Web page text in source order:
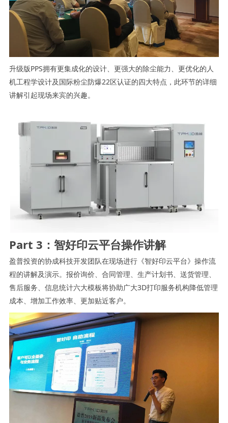
升级版PPS拥有更集成化的设计、更强大的除尘能力、更优化的人
机工程学设计及国际粉尘防爆22区认证的四大特点，此环节的详细
讲解引起现场来宾的兴趣。
Part 3：智好印云平台操作讲解
盈普投资的协成科技开发团队在现场进行《智好印云平台》操作流
程的讲解及演示。报价询价、合同管理、生产计划书、送货管理、
售后服务、信息统计六大模板将协助广大3D打印服务机构降低管理
成本、增加工作效率、更加贴近客户。